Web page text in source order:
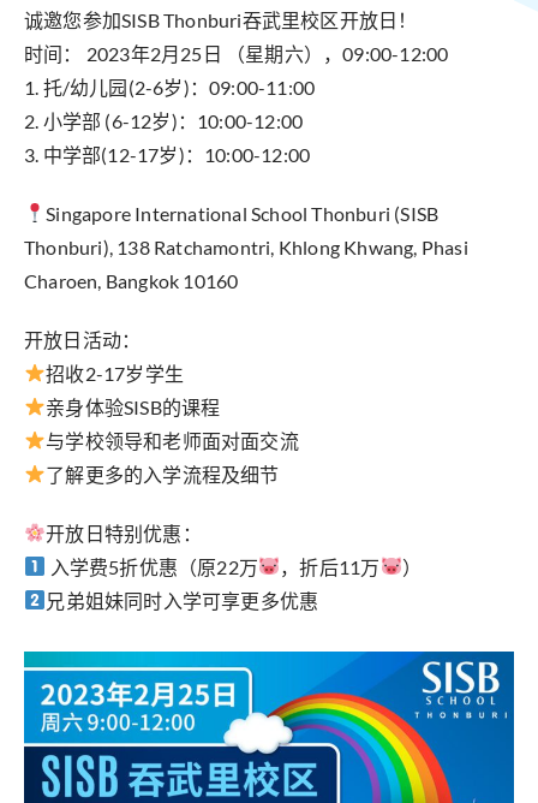
诚邀您参加SISB Thonburi吞武里校区开放日！
时间： 2023年2月25日 （星期六），09:00-12:00
1. 托/幼儿园(2-6岁)：09:00-11:00
2. 小学部 (6-12岁)：10:00-12:00
3. 中学部(12-17岁)：10:00-12:00
Singapore International School Thonburi (SISB
Thonburi), 138 Ratchamontri, Khlong Khwang, Phasi
Charoen, Bangkok 10160
开放日活动：
招收2-17岁学生
亲身体验SISB的课程
与学校领导和老师面对面交流
了解更多的入学流程及细节
开放日特别优惠：
入学费5折优惠（原22万
，折后11万
）
兄弟姐妹同时入学可享更多优惠